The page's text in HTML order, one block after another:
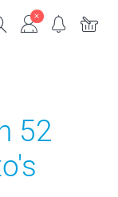
52